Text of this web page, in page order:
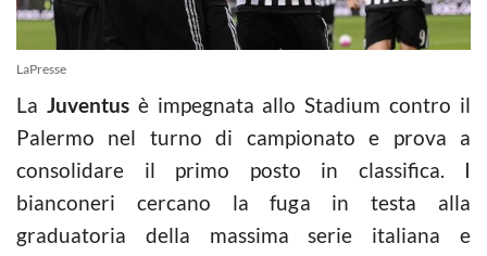
LaPresse
La Juventusè impegnata allo Stadium contro il
Palermo nel turno di campionato e prova a
consolidare il primo posto in classifica. I
bianconeri cercano la fuga in testa alla
graduatoria della massima serie italiana e